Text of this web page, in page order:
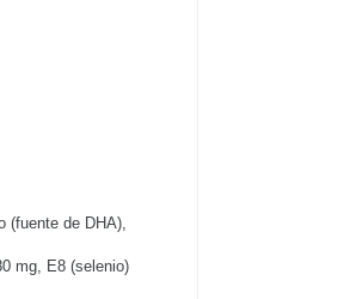
(fuente de DHA),
mg, E8 (selenio)